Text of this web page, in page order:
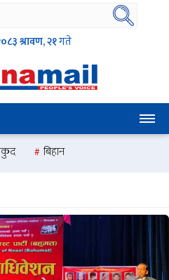
श्रावण, २१गते
बिहान